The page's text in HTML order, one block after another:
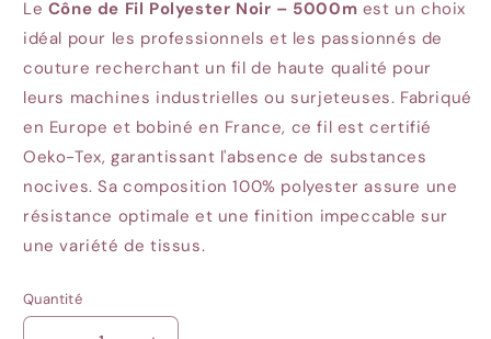
Le Cône de Fil Polyester Noir – 5000m est un choix
idéal pour les professionnels et les passionnés de
couture recherchant un fil de haute qualité pour
leurs machines industrielles ou surjeteuses. Fabriqué
en Europe et bobiné en France, ce fil est certifié
Oeko-Tex, garantissant l'absence de substances
nocives. Sa composition 100% polyester assure une
résistance optimale et une finition impeccable sur
une variété de tissus.
Quantité
Quantité